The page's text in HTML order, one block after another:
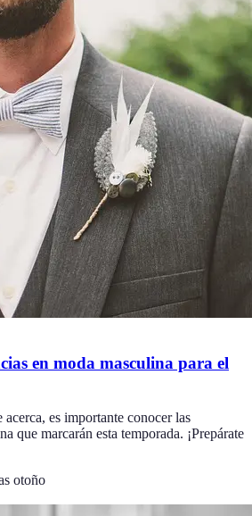
en moda masculina para el
es importante conocer las
que marcarán esta temporada. ¡Prepárate
otoño